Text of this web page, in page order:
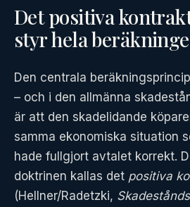
Det positiva
styr hela
Den centrala
– och i den allmänna
är att den skadelidande
samma ekonomiska situation
hade fullgjort avtalet korrekt.
doktrinen kallas det positiva
(Hellner/Radetzki,